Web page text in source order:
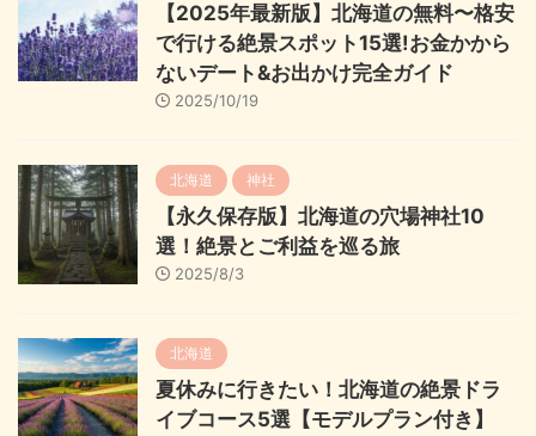
【2025年最新版】北海道の無料〜格安
で行ける絶景スポット15選!お金かから
ないデート&お出かけ完全ガイド
2025/10/19
北海道 神社
【永久保存版】北海道の穴場神社10
選！絶景とご利益を巡る旅
2025/8/3
北海道
夏休みに行きたい！北海道の絶景ドラ
イブコース5選【モデルプラン付き】